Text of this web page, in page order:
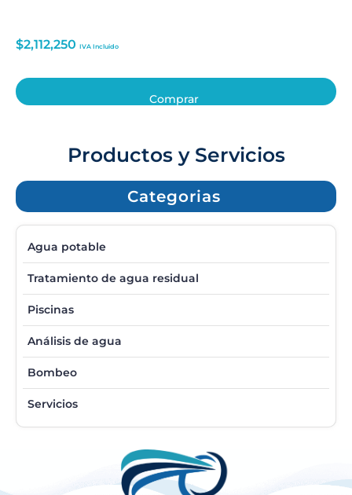
$2,112,250 IVA Incluido
Comprar
Productos y Servicios
Categorias
Agua potable
Tratamiento de agua residual
Piscinas
Análisis de agua
Bombeo
Servicios